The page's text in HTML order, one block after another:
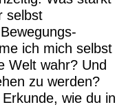
selbst
ich mich selbst
Welt wahr? Und
zu werden?
wie du in